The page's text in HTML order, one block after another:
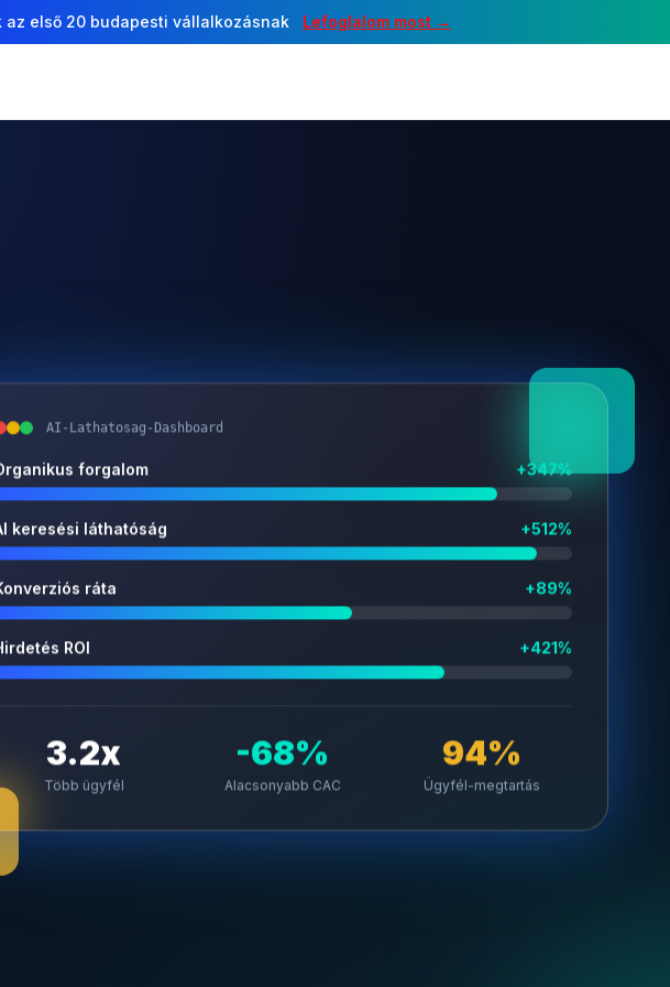
első 20 budapesti vállalkozásnak Lefoglalom most →
AI-Lathatosag-Dashboard
forgalom +347%
keresési láthatóság +512%
ráta +89%
ROI +421%
3.2x
Több ügyfél
-68%
Alacsonyabb CAC
94%
Ügyfél-megtartás